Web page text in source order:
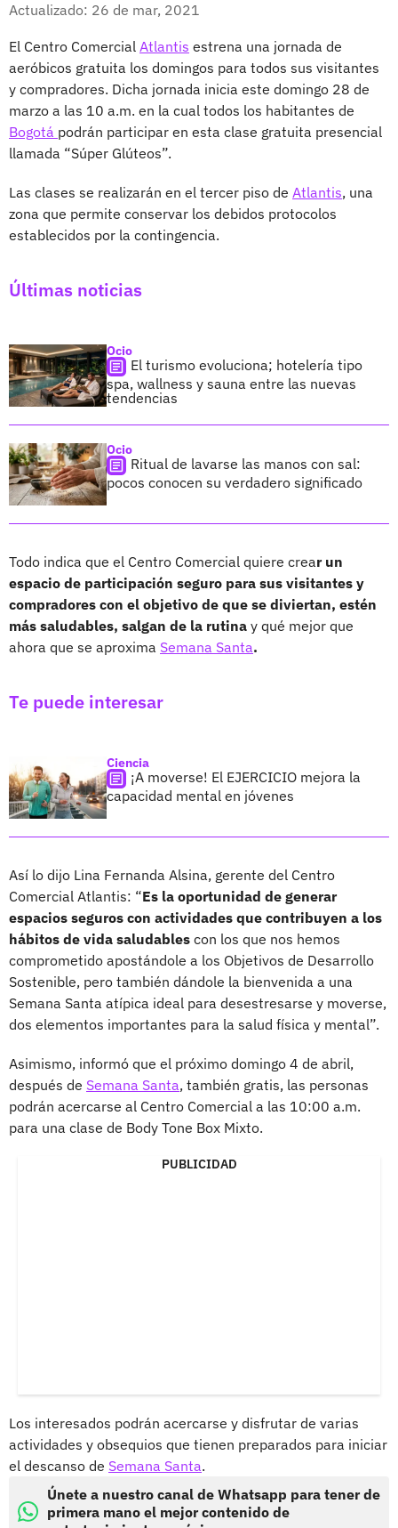
Actualizado: 26 de mar, 2021
El Centro Comercial Atlantis estrena una jornada de
aeróbicos gratuita los domingos para todos sus visitantes
y compradores. Dicha jornada inicia este domingo 28 de
marzo a las 10 a.m. en la cual todos los habitantes de
Bogotá podrán participar en esta clase gratuita presencial
llamada “Súper Glúteos”.
Las clases se realizarán en el tercer piso de Atlantis, una
zona que permite conservar los debidos protocolos
establecidos por la contingencia.
Últimas noticias
Ocio
El turismo evoluciona; hotelería tipo
spa, wallness y sauna entre las nuevas
tendencias
Ocio
Ritual de lavarse las manos con sal:
pocos conocen su verdadero significado
Todo indica que el Centro Comercial quiere crear un
espacio de participación seguro para sus visitantes y
compradores con el objetivo de que se diviertan, estén
más saludables, salgan de la rutina y qué mejor que
ahora que se aproxima Semana Santa.
Te puede interesar
Ciencia
¡A moverse! El EJERCICIO mejora la
capacidad mental en jóvenes
Así lo dijo Lina Fernanda Alsina, gerente del Centro
Comercial Atlantis: “Es la oportunidad de generar
espacios seguros con actividades que contribuyen a los
hábitos de vida saludables con los que nos hemos
comprometido apostándole a los Objetivos de Desarrollo
Sostenible, pero también dándole la bienvenida a una
Semana Santa atípica ideal para desestresarse y moverse,
dos elementos importantes para la salud física y mental”.
Asimismo, informó que el próximo domingo 4 de abril,
después de Semana Santa, también gratis, las personas
podrán acercarse al Centro Comercial a las 10:00 a.m.
para una clase de Body Tone Box Mixto.
PUBLICIDAD
Los interesados podrán acercarse y disfrutar de varias
actividades y obsequios que tienen preparados para iniciar
el descanso de Semana Santa.
Únete a nuestro canal de Whatsapp para tener de
primera mano el mejor contenido de